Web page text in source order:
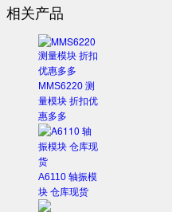
相关产品
MMS6220 测
量模块 折扣优
惠多多
A6110 轴振模
块 仓库现货